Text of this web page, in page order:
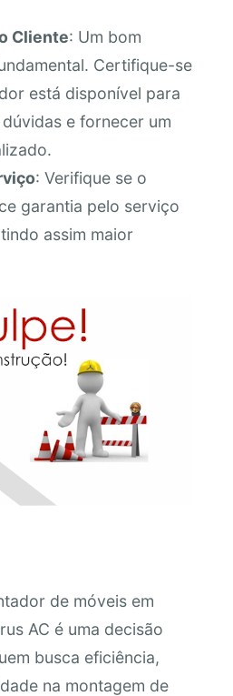
Cliente: Um bom
Certifique-se
está disponível para
e fornecer um
: Verifique se o
garantia pelo serviço
assim maior
de móveis em
AC é uma decisão
busca eficiência,
na montagem de